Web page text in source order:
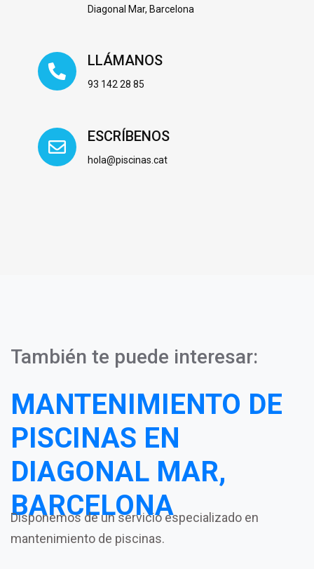
Diagonal Mar, Barcelona
LLÁMANOS
93 142 28 85
ESCRÍBENOS
hola@piscinas.cat
También te puede interesar:
MANTENIMIENTO DE
PISCINAS EN
DIAGONAL MAR,
BARCELONA
Disponemos de un servicio especializado en
mantenimiento de piscinas.